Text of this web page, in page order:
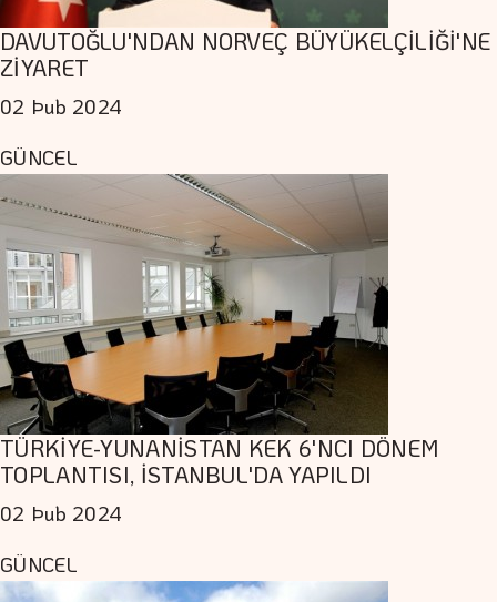
DAVUTOĞLU'NDAN NORVEÇ BÜYÜKELÇİLİĞİ'NE
ZİYARET
02 Þub 2024
GÜNCEL
TÜRKİYE-YUNANİSTAN KEK 6'NCI DÖNEM
TOPLANTISI, İSTANBUL'DA YAPILDI
02 Þub 2024
GÜNCEL